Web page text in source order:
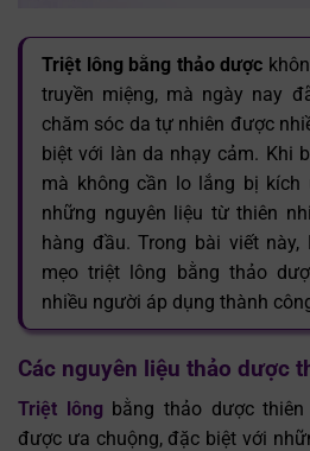
Triệt lông bằng thảo dược
truyền miệng, mà ngày nay
chăm sóc da tự nhiên được
biệt với làn da nhạy cảm. Khi
mà không cần lo lắng bị kích
những nguyên liệu từ thiên
hàng đầu. Trong bài viết
mẹo triệt lông bằng thảo
nhiều người áp dụng thành
Các nguyên liệu thảo dược
Triệt lông bằng thảo dược
được ưa chuộng, đặc biệt với